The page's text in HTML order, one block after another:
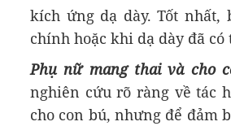
kích ứng dạ dày. Tốt
chính hoặc khi dạ dày đã có
Phụ nữ mang thai và cho
nghiên cứu rõ ràng về tác
cho con bú, nhưng để đảm